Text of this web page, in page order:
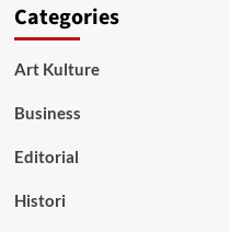
Categories
Art Kulture
Business
Editorial
Histori